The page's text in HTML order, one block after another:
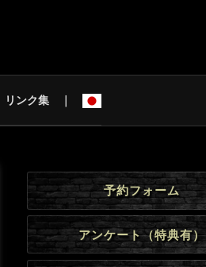
リンク集
予約フォーム
アンケート（特典有）